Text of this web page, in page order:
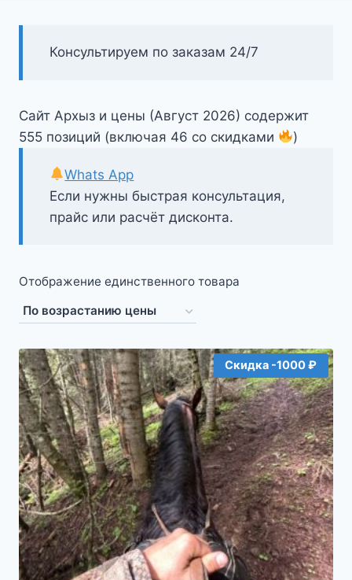
Консультируем по заказам 24/7
Сайт Архыз и цены (Август 2026) содержит
555 позиций (включая 46 со скидками
)
Если нужны быстрая консультация,
прайс или расчёт дисконта.
Whats App
Отображение единственного товара
Скидка -1000 ₽